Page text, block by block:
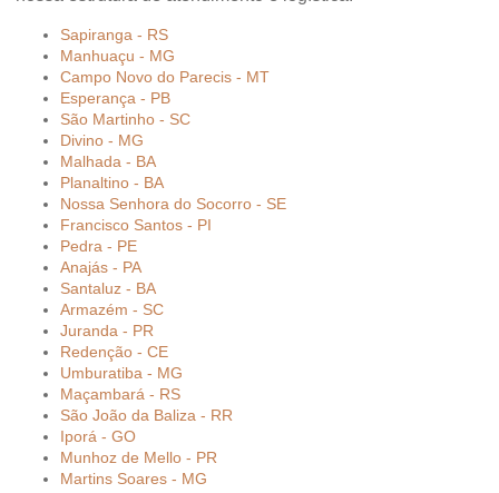
Sapiranga - RS
Manhuaçu - MG
Campo Novo do Parecis - MT
Esperança - PB
São Martinho - SC
Divino - MG
Malhada - BA
Planaltino - BA
Nossa Senhora do Socorro - SE
Francisco Santos - PI
Pedra - PE
Anajás - PA
Santaluz - BA
Armazém - SC
Juranda - PR
Redenção - CE
Umburatiba - MG
Maçambará - RS
São João da Baliza - RR
Iporá - GO
Munhoz de Mello - PR
Martins Soares - MG